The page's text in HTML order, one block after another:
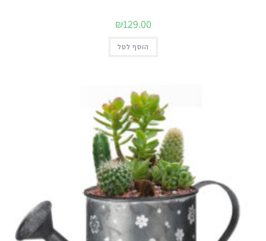
₪129.00
הוסף לסל